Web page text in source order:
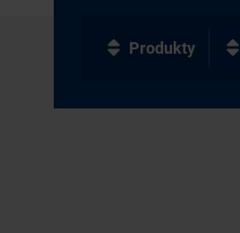
Produkty